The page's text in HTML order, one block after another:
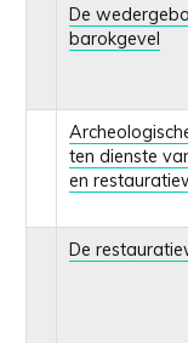
De
barokgevel
ten dienste
en
De